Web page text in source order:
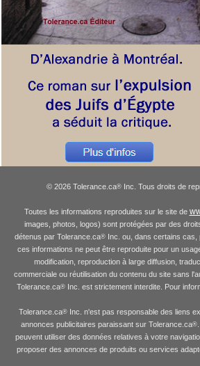
© 2026 Tolerance.ca®Inc. Tous droits de
Toutes les informations reproduites sur le site de
images, photos, logos) sont protégées par des
détenus par Tolerance.ca® Inc. ou, dans certains cas,
ces informations ne peut être reproduite pour un
modification, reproduction à large diffusion,
commerciale ou réutilisation du contenu du site sans
Tolerance.ca® Inc. est strictement interdite. Pour
Tolerance.ca® Inc. n'est pas responsable des liens
annonces publicitaires paraissant sur Tolerance.ca®
peuvent utiliser des données relatives à votre
proposer des annonces de produits ou services